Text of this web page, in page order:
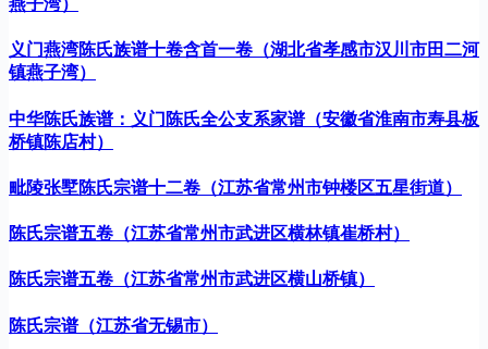
燕子湾）
义门燕湾陈氏族谱十卷含首一卷（湖北省孝感市汉川市田二河
镇燕子湾）
中华陈氏族谱：义门陈氏全公支系家谱（安徽省淮南市寿县板
桥镇陈店村）
毗陵张墅陈氏宗谱十二卷（江苏省常州市钟楼区五星街道）
陈氏宗谱五卷（江苏省常州市武进区横林镇崔桥村）
陈氏宗谱五卷（江苏省常州市武进区横山桥镇）
陈氏宗谱（江苏省无锡市）